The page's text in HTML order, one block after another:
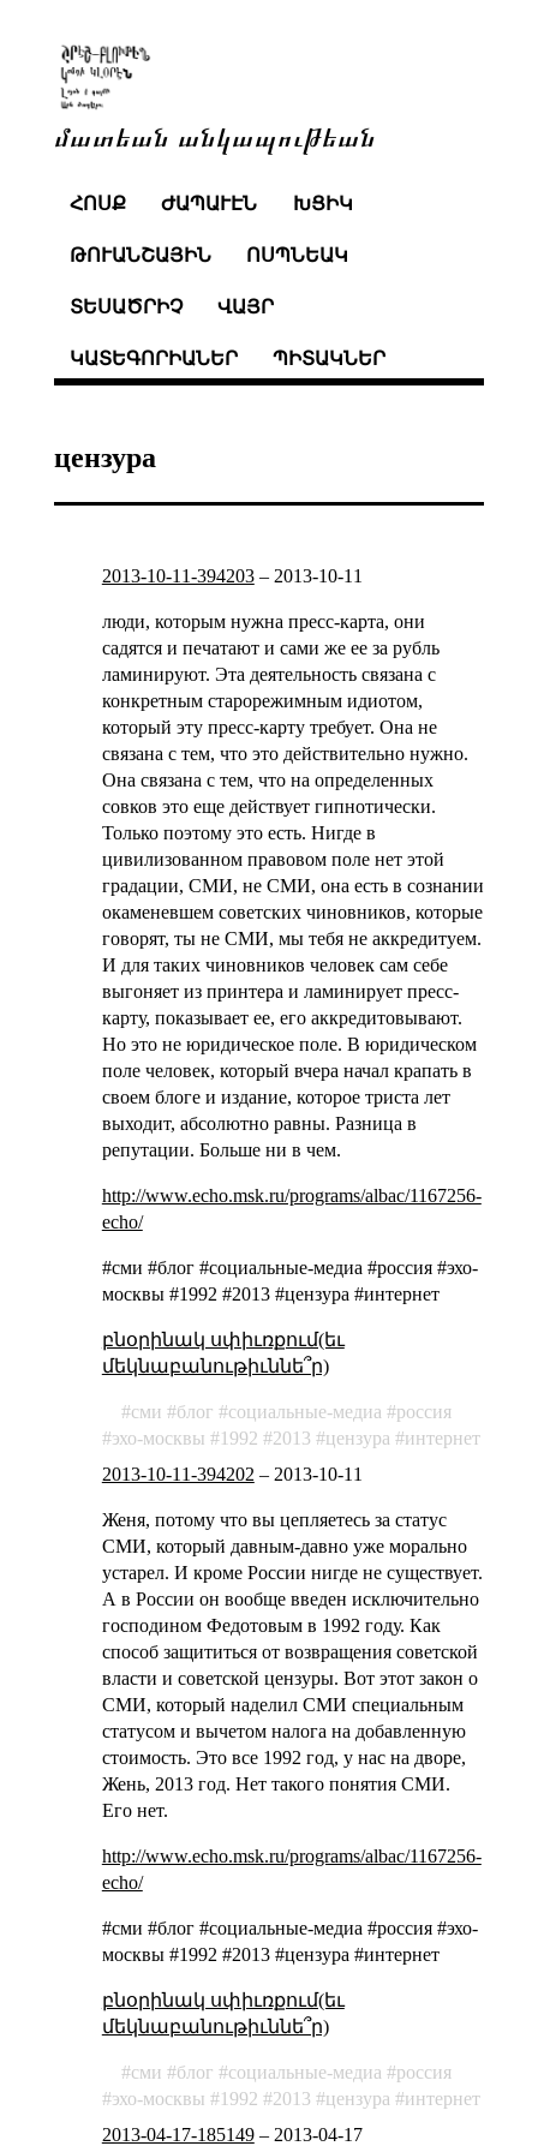
մատեան անկապութեան
ՀՈՍՔ ԺԱՊԱՒԷՆ ԽՑԻԿ
ԹՈՒԱՆՇԱՅԻՆ ՈՍՊՆԵԱԿ
ՏԵՍԱԾՐԻՉ ՎԱՅՐ
ԿԱՏԵԳՈՐԻԱՆԵՐ ՊԻՏԱԿՆԵՐ
цензура
2013-10-11-394203– 2013-10-11
люди, которым нужна пресс-карта, они
садятся и печатают и сами же ее за рубль
ламинируют. Эта деятельность связана с
конкретным старорежимным идиотом,
который эту пресс-карту требует. Она не
связана с тем, что это действительно нужно.
Она связана с тем, что на определенных
совков это еще действует гипнотически.
Только поэтому это есть. Нигде в
цивилизованном правовом поле нет этой
градации, СМИ, не СМИ, она есть в сознании
окаменевшем советских чиновников, которые
говорят, ты не СМИ, мы тебя не аккредитуем.
И для таких чиновников человек сам себе
выгоняет из принтера и ламинирует пресс-
карту, показывает ее, его аккредитовывают.
Но это не юридическое поле. В юридическом
поле человек, который вчера начал крапать в
своем блоге и издание, которое триста лет
выходит, абсолютно равны. Разница в
репутации. Больше ни в чем.
http://www.echo.msk.ru/programs/albac/1167256-
echo/
#сми #блог #социальные-медиа #россия #эхо-
москвы #1992 #2013 #цензура #интернет
բնօրինակ սփիւռքում(եւ
մեկնաբանութիւննե՞ր)
сми блог социальные-медиа
россия
эхо-москвы
1992 2013 цензура
интернет
2013-10-11-394202 – 2013-10-11
Женя, потому что вы цепляетесь за статус
СМИ, который давным-давно уже морально
устарел. И кроме России нигде не существует.
А в России он вообще введен исключительно
господином Федотовым в 1992 году. Как
способ защититься от возвращения советской
власти и советской цензуры. Вот этот закон о
СМИ, который наделил СМИ специальным
статусом и вычетом налога на добавленную
стоимость. Это все 1992 год, у нас на дворе,
Жень, 2013 год. Нет такого понятия СМИ.
Его нет.
http://www.echo.msk.ru/programs/albac/1167256-
echo/
#сми #блог #социальные-медиа #россия #эхо-
москвы #1992 #2013 #цензура #интернет
բնօրինակ սփիւռքում(եւ
մեկնաբանութիւննե՞ր)
сми блог социальные-медиа
россия
эхо-москвы
1992 2013 цензура
интернет
2013-04-17-185149– 2013-04-17